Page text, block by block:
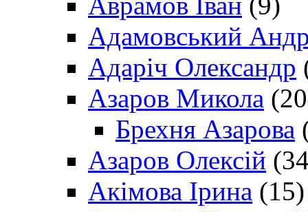
Адамовський
Адаріч Олександр
Азаров Микола
Брехня Азарова
Азаров Олексій
Акімова Ірина (15)